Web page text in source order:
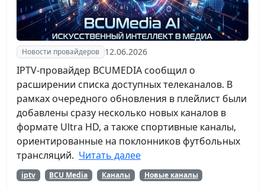
Новости провайдеров 12.06.2026
IPTV-провайдер BCUMEDIA сообщил о
расширении списка доступных телеканалов. В
рамках очередного обновления в плейлист были
добавлены сразу несколько новых каналов в
формате Ultra HD, а также спортивные каналы,
ориентированные на поклонников футбольных
трансляций. Читать далее
iptv BCU Media Каналы Новые каналы